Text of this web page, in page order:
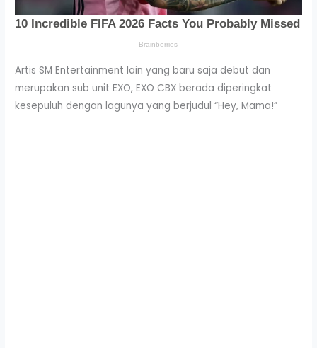
Artis SM Entertainment lain yang baru saja debut dan
merupakan sub unit EXO, EXO CBX berada diperingkat
kesepuluh dengan lagunya yang berjudul “Hey, Mama!”